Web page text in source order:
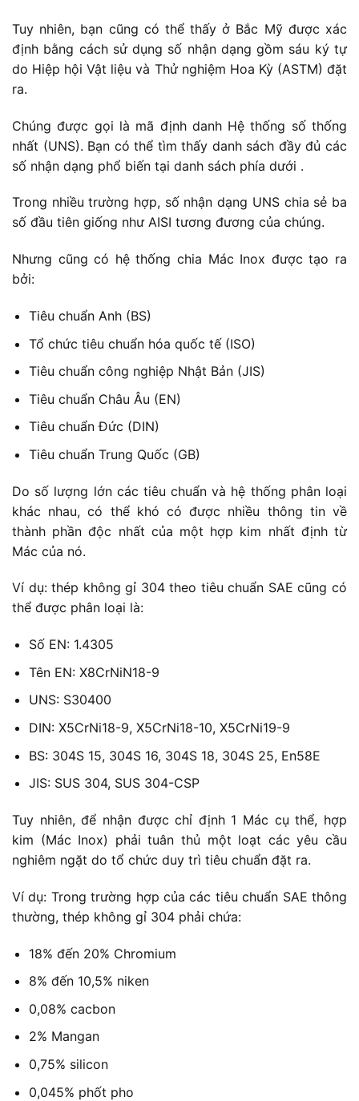
Tuy nhiên, bạn cũng có thể thấy ở Bắc Mỹ được xác
định bằng cách sử dụng số nhận dạng gồm sáu ký tự
do Hiệp hội Vật liệu và Thử nghiệm Hoa Kỳ (ASTM) đặt
ra.
Chúng được gọi là mã định danh Hệ thống số thống
nhất (UNS). Bạn có thể tìm thấy danh sách đầy đủ các
số nhận dạng phổ biến tại danh sách phía dưới .
Trong nhiều trường hợp, số nhận dạng UNS chia sẻ ba
số đầu tiên giống như AISI tương đương của chúng.
Nhưng cũng có hệ thống chia Mác Inox được tạo ra
bởi:
Tiêu chuẩn Anh (BS)
Tổ chức tiêu chuẩn hóa quốc tế (ISO)
Tiêu chuẩn công nghiệp Nhật Bản (JIS)
Tiêu chuẩn Châu Âu (EN)
Tiêu chuẩn Đức (DIN)
Tiêu chuẩn Trung Quốc (GB)
Do số lượng lớn các tiêu chuẩn và hệ thống phân loại
khác nhau, có thể khó có được nhiều thông tin về
thành phần độc nhất của một hợp kim nhất định từ
Mác của nó.
Ví dụ: thép không gỉ 304 theo tiêu chuẩn SAE cũng có
thể được phân loại là:
Số EN: 1.4305
Tên EN: X8CrNiN18-9
UNS: S30400
DIN: X5CrNi18-9, X5CrNi18-10, X5CrNi19-9
BS: 304S 15, 304S 16, 304S 18, 304S 25, En58E
JIS: SUS 304, SUS 304-CSP
Tuy nhiên, để nhận được chỉ định 1 Mác cụ thể, hợp
kim (Mác Inox) phải tuân thủ một loạt các yêu cầu
nghiêm ngặt do tổ chức duy trì tiêu chuẩn đặt ra.
Ví dụ: Trong trường hợp của các tiêu chuẩn SAE thông
thường, thép không gỉ 304 phải chứa:
18% đến 20% Chromium
8% đến 10,5% niken
0,08% cacbon
2% Mangan
0,75% silicon
0,045% phốt pho